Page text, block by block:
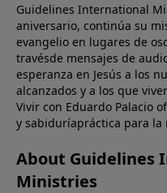
Guidelines International
aniversario, continúa su
evangelio en lugares de
travésde mensajes de
esperanza en Jesús a los
alcanzados y a los que
Vivir con Eduardo Palacio
y sabiduríapráctica para
About Guidelines
Ministries